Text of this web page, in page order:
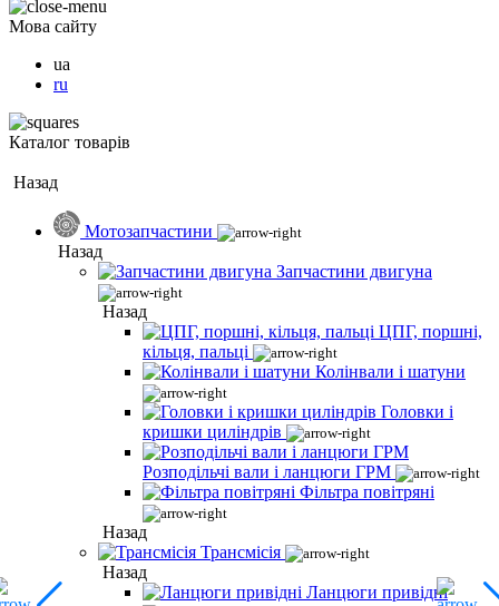
Мова сайту
ua
ru
Каталог товарів
Назад
Мотозапчастини
Назад
Запчастини двигуна
Назад
ЦПГ, поршні,
кільця, пальці
Колінвали і шатуни
Головки і
кришки циліндрів
Розподільчі вали і ланцюги ГРМ
Фільтра повітряні
Назад
Трансмісія
Назад
Ланцюги привідні